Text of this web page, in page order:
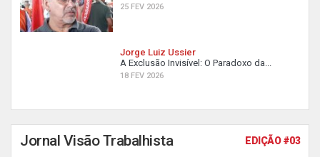
25 FEV 2026
Jorge Luiz Ussier
A Exclusão Invisível: O Paradoxo da...
18 FEV 2026
Jornal Visão Trabalhista EDIÇÃO #03